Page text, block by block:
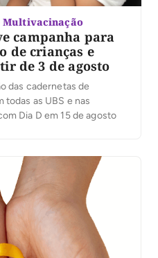
Multivacinação
campanha para
de crianças e
de 3 de agosto
das cadernetas de
todas as UBS e nas
Dia D em 15 de agosto